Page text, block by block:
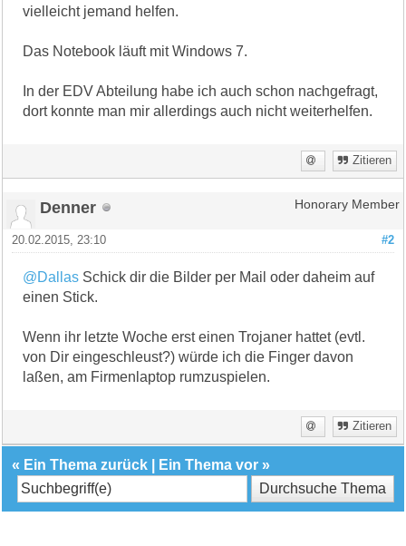
vielleicht jemand helfen.
Das Notebook läuft mit Windows 7.
In der EDV Abteilung habe ich auch schon nachgefragt,
dort konnte man mir allerdings auch nicht weiterhelfen.
Zitieren
Denner Honorary Member
#2
20.02.2015, 23:10
@Dallas Schick dir die Bilder per Mail oder daheim auf
einen Stick.
Wenn ihr letzte Woche erst einen Trojaner hattet (evtl.
von Dir eingeschleust?) würde ich die Finger davon
laßen, am Firmenlaptop rumzuspielen.
Zitieren
« Ein Thema zurück Ein Thema vor »